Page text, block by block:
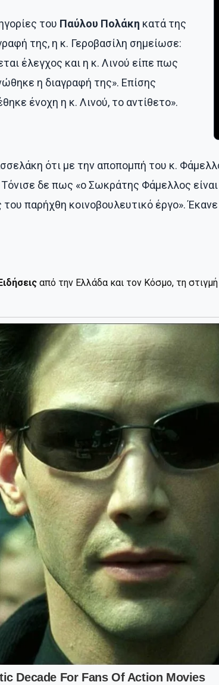
του Παύλου Πολάκη κατά της
της, η κ. Γεροβασίλη σημείωσε:
έλεγχος και η κ. Λινού είπε πως
η διαγραφή της». Επίσης
ένοχη η κ. Λινού, το αντίθετο».
ότι με την αποπομπή του κ.
δε πως «ο Σωκράτης Φάμελλος
παρήχθη κοινοβουλευτικό έργο». Έκανε
από την Ελλάδα και τον Κόσμο, τη